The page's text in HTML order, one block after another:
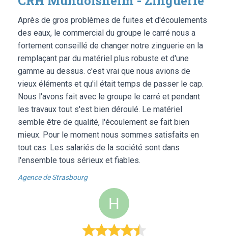
Après de gros problèmes de fuites et d'écoulements
des eaux, le commercial du groupe le carré nous a
fortement conseillé de changer notre zinguerie en la
remplaçant par du matériel plus robuste et d'une
gamme au dessus. c'est vrai que nous avions de
vieux éléments et qu'il était temps de passer le cap.
Nous l'avons fait avec le groupe le carré et pendant
les travaux tout s'est bien déroulé. Le matériel
semble être de qualité, l'écoulement se fait bien
mieux. Pour le moment nous sommes satisfaits en
tout cas. Les salariés de la société sont dans
l'ensemble tous sérieux et fiables.
Agence de Strasbourg